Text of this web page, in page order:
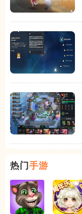
热门 手游